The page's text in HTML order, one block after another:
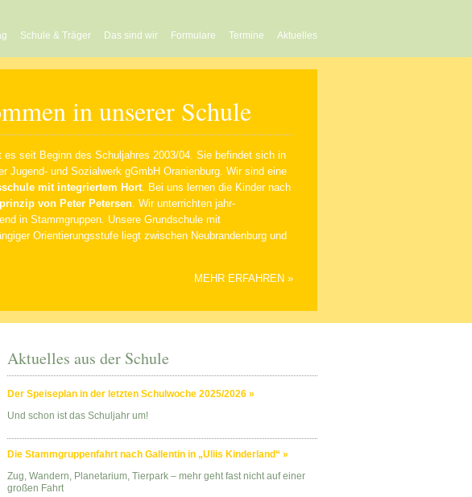
Schule & Träger Das sind wir Formulare Termine Aktuelles
in unserer Schule
es seit Beginn des Schuljahres 2003/04. Sie befindet sich in
Jugend- und Sozialwerk gGmbH Oranienburg. Wir sind eine
mit integriertem Hort. Bei uns lernen die Kinder nach
von Peter Petersen. Wir unterrichten jahr-
in Stammgruppen. Unsere Grundschule mit
Orientierungsstufe liegt zwischen Neubrandenburg und
MEHR ERFAHREN »
Aktuelles aus der Schule
Der Speiseplan in der letzten Schulwoche 2025/2026 »
Und schon ist das Schuljahr um!
Die Stammgruppenfahrt nach Gallentin in „Uliis Kinderland“ »
Zug, Wandern, Planetarium, Tierpark – mehr geht fast nicht auf einer
großen Fahrt